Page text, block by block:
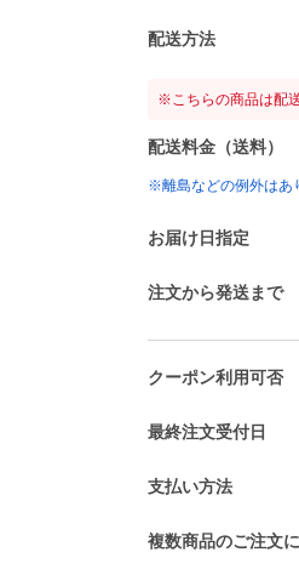
配送方法
※こちらの商品は配
配送料金（送料）
※離島などの例外はあ
お届け日指定
注文から発送まで
クーポン利用可否
最終注文受付日
支払い方法
複数商品のご注文